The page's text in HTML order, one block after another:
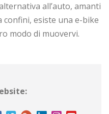
all’auto, amanti
esiste una e-bike
modo di muovervi.